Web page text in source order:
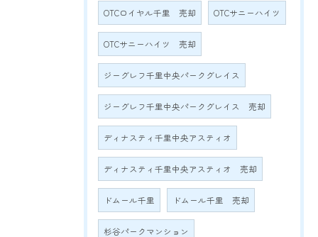
OTCロイヤル千里 売却 OTCサニーハイツ
OTCサニーハイツ 売却
ジーグレフ千里中央パークグレイス
ジーグレフ千里中央パークグレイス 売却
ディナスティ千里中央アスティオ
ディナスティ千里中央アスティオ 売却
ドムール千里 ドムール千里 売却
杉谷パークマンション